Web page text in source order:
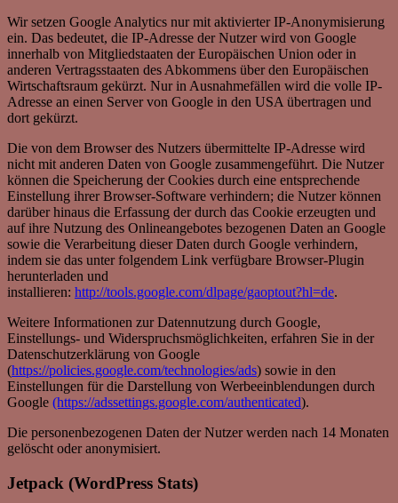
Wir setzen Google Analytics nur mit aktivierter IP-Anonymisierung
ein. Das bedeutet, die IP-Adresse der Nutzer wird von Google
innerhalb von Mitgliedstaaten der Europäischen Union oder in
anderen Vertragsstaaten des Abkommens über den Europäischen
Wirtschaftsraum gekürzt. Nur in Ausnahmefällen wird die volle IP-
Adresse an einen Server von Google in den USA übertragen und
dort gekürzt.
Die von dem Browser des Nutzers übermittelte IP-Adresse wird
nicht mit anderen Daten von Google zusammengeführt. Die Nutzer
können die Speicherung der Cookies durch eine entsprechende
Einstellung ihrer Browser-Software verhindern; die Nutzer können
darüber hinaus die Erfassung der durch das Cookie erzeugten und
auf ihre Nutzung des Onlineangebotes bezogenen Daten an Google
sowie die Verarbeitung dieser Daten durch Google verhindern,
indem sie das unter folgendem Link verfügbare Browser-Plugin
herunterladen und
installieren: http://tools.google.com/dlpage/gaoptout?hl=de.
Weitere Informationen zur Datennutzung durch Google,
Einstellungs- und Widerspruchsmöglichkeiten, erfahren Sie in der
Datenschutzerklärung von Google
(https://policies.google.com/technologies/ads) sowie in den
Einstellungen für die Darstellung von Werbeeinblendungen durch
Google (https://adssettings.google.com/authenticated).
Die personenbezogenen Daten der Nutzer werden nach 14 Monaten
gelöscht oder anonymisiert.
Jetpack (WordPress Stats)